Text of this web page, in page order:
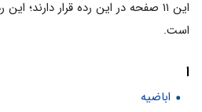
ناوبری
جستجو
است.
ا
اباضیه